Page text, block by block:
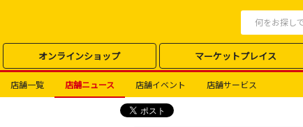
オンラインショップ マーケットプレイス
店舗一覧 店舗ニュース 店舗イベント 店舗サービス